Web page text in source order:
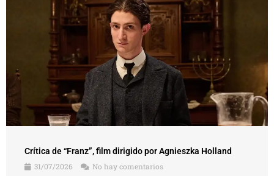
Crítica de “Franz”, film dirigido por Agnieszka Holland
31/07/2026
No hay comentarios